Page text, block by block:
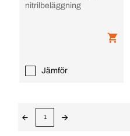
nitrilbeläggning
Jämför
1